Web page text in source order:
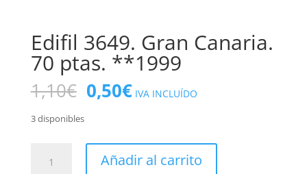
Edifil 3649. Gran Canaria.
70 ptas. **1999
1,10€ El
precio
era:
1,10€.
0,50€El
precio
es:
0,50€.
IVA INCLUÍDO
3 disponibles
3649.
Añadir al carrito